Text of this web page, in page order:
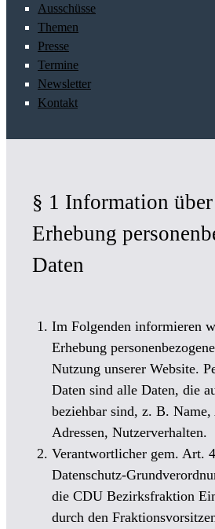
Ausschüsse
Themen
Presse
Termine
Newsletter
Kontakt
§ 1 Information
Erhebung
Daten
Im Folgenden informieren
Erhebung
Nutzung unserer Website.
Daten sind alle Daten, die
beziehbar sind, z. B.
Adressen, Nutzerverhalten.
Verantwortlicher gem. Art.
Datenschutz-
die CDU Bezirksfraktion
durch den